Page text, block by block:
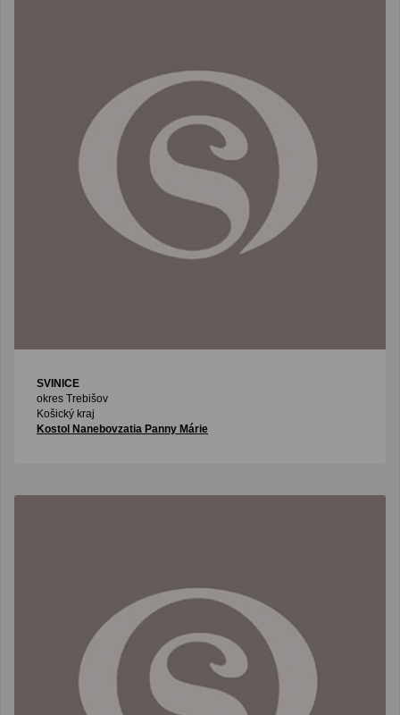
SVINICE
okres Trebišov
Košický kraj
Kostol Nanebovzatia Panny Márie